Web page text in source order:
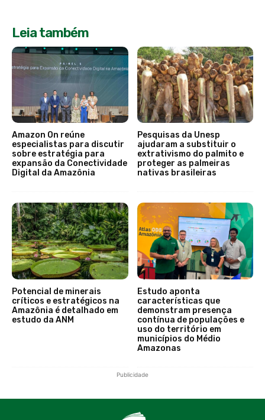
Leia também
Amazon On reúne
especialistas para discutir
sobre estratégia para
expansão da Conectividade
Digital da Amazônia
Pesquisas da Unesp
ajudaram a substituir o
extrativismo do palmito e
proteger as palmeiras
nativas brasileiras
Potencial de minerais
críticos e estratégicos na
Amazônia é detalhado em
estudo da ANM
Estudo aponta
características que
demonstram presença
contínua de populações e
uso do território em
municípios do Médio
Amazonas
Publicidade